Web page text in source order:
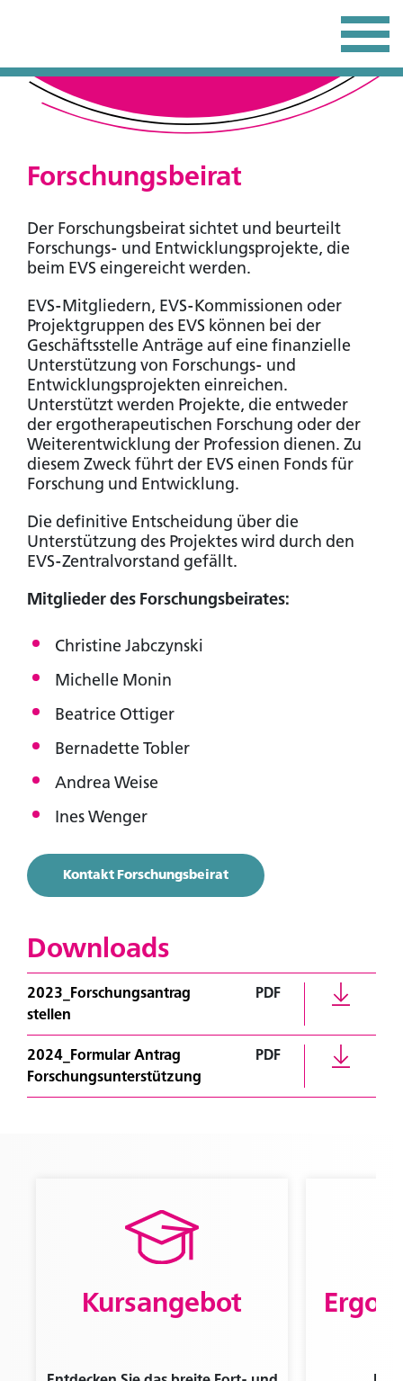
Forschungsbeirat
Der Forschungsbeirat sichtet und beurteilt
Forschungs- und Entwicklungsprojekte, die
beim EVS eingereicht werden.
EVS-Mitgliedern, EVS-Kommissionen oder
Projektgruppen des EVS können bei der
Geschäftsstelle Anträge auf eine finanzielle
Unterstützung von Forschungs- und
Entwicklungsprojekten einreichen.
Unterstützt werden Projekte, die entweder
der ergotherapeutischen Forschung oder der
Weiterentwicklung der Profession dienen. Zu
diesem Zweck führt der EVS einen Fonds für
Forschung und Entwicklung.
Die definitive Entscheidung über die
Unterstützung des Projektes wird durch den
EVS-Zentralvorstand gefällt.
Mitglieder des Forschungsbeirates:
Christine Jabczynski
Michelle Monin
Beatrice Ottiger
Bernadette Tobler
Andrea Weise
Ines Wenger
Kontakt Forschungsbeirat
Downloads
2023_Forschungsantrag
stellen
PDF
2024_Formular Antrag
Forschungsunterstützung
PDF
Kursangebot
Sie sind noch kein Mitglied?
Werden sie Mitglied um Zugriff auf exklusive Inhalte
zu erhalten.
Zu den Vorteilen
Zum Login